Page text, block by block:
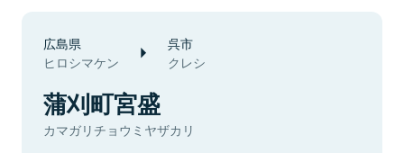
広島県
ヒロシマケン
呉市
クレシ
蒲刈町宮盛
カマガリチョウミヤザカリ